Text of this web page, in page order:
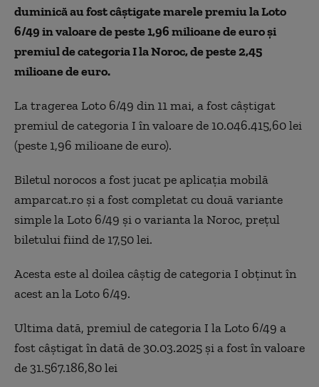
duminică au fost câştigate marele premiu la Loto
6/49 in valoare de peste 1,96 milioane de euro şi
premiul de categoria I la Noroc, de peste 2,45
milioane de euro.
La tragerea Loto 6/49 din 11 mai, a fost câştigat
premiul de categoria I în valoare de 10.046.415,60 lei
(peste 1,96 milioane de euro).
Biletul norocos a fost jucat pe aplicaţia mobilă
amparcat.ro şi a fost completat cu două variante
simple la Loto 6/49 şi o varianta la Noroc, preţul
biletului fiind de 17,50 lei.
Acesta este al doilea câştig de categoria I obţinut în
acest an la Loto 6/49.
Ultima dată, premiul de categoria I la Loto 6/49 a
fost câştigat în dată de 30.03.2025 şi a fost în valoare
de 31.567.186,80 lei